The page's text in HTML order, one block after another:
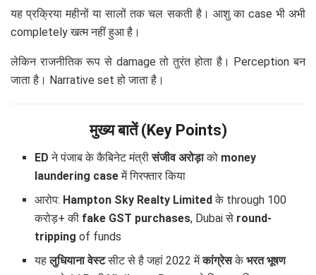
यह प्रक्रिया महीनों या सालों तक चल सकती है। आशु का case भी अभी
completely खत्म नहीं हुआ है।
लेकिन राजनीतिक रूप से damage तो तुरंत होता है। Perception बन
जाता है। Narrative set हो जाता है।
मुख्य बातें (Key Points)
ED ने पंजाब के कैबिनेट मंत्रीसंजीव अरोड़ाको money
laundering caseमें गिरफ्तार किया
आरोप: Hampton Sky Realty Limitedके through 100
करोड़+ की fake GST purchases, Dubai से round-
tripping of funds
यहलुधियाना वेस्टसीट से है जहां 2022 मेंकांग्रेसकेभरत भूषण